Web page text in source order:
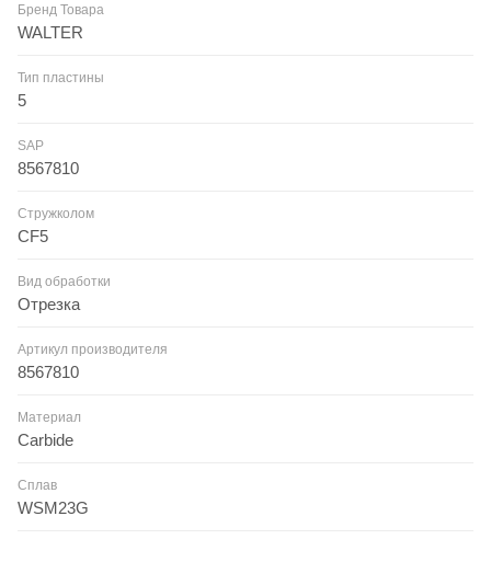
Бренд Товара
WALTER
Тип пластины
5
SAP
8567810
Стружколом
CF5
Вид обработки
Отрезка
Артикул производителя
8567810
Материал
Carbide
Сплав
WSM23G